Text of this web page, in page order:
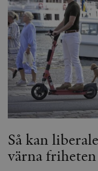
Så kan
värna